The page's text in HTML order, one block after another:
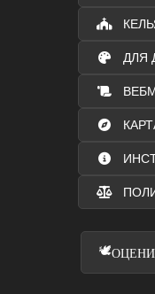
ДЛЯ
🕊️